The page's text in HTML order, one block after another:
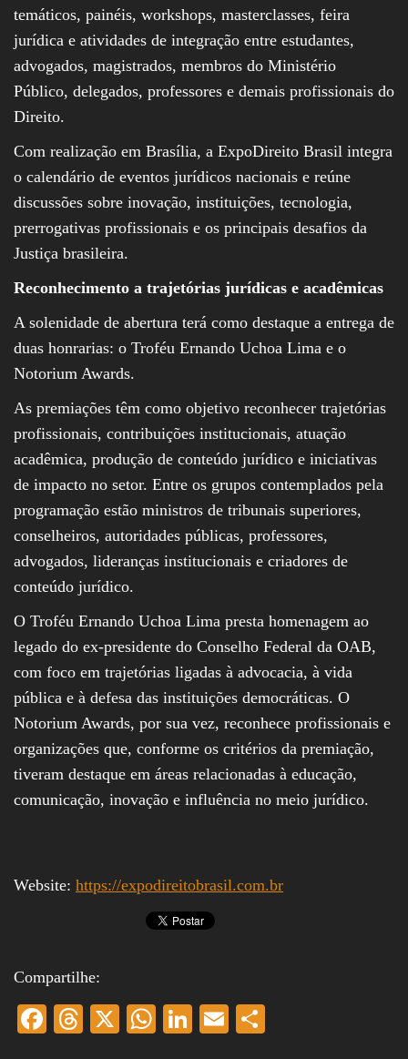
temáticos, painéis, workshops, masterclasses, feira
jurídica e atividades de integração entre estudantes,
advogados, magistrados, membros do Ministério
Público, delegados, professores e demais profissionais do
Direito.
Com realização em Brasília, a ExpoDireito Brasil integra
o calendário de eventos jurídicos nacionais e reúne
discussões sobre inovação, instituições, tecnologia,
prerrogativas profissionais e os principais desafios da
Justiça brasileira.
Reconhecimento a trajetórias jurídicas e acadêmicas
A solenidade de abertura terá como destaque a entrega de
duas honrarias: o Troféu Ernando Uchoa Lima e o
Notorium Awards.
As premiações têm como objetivo reconhecer trajetórias
profissionais, contribuições institucionais, atuação
acadêmica, produção de conteúdo jurídico e iniciativas
de impacto no setor. Entre os grupos contemplados pela
programação estão ministros de tribunais superiores,
conselheiros, autoridades públicas, professores,
advogados, lideranças institucionais e criadores de
conteúdo jurídico.
O Troféu Ernando Uchoa Lima presta homenagem ao
legado do ex-presidente do Conselho Federal da OAB,
com foco em trajetórias ligadas à advocacia, à vida
pública e à defesa das instituições democráticas. O
Notorium Awards, por sua vez, reconhece profissionais e
organizações que, conforme os critérios da premiação,
tiveram destaque em áreas relacionadas à educação,
comunicação, inovação e influência no meio jurídico.
Website: https://expodireitobrasil.com.br
Compartilhe:
Fa
T
X
W
Li
E